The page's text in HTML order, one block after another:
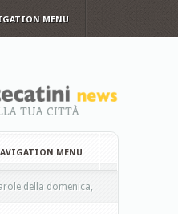
MENU
TUA CITTÀ
MENU
della domenica,